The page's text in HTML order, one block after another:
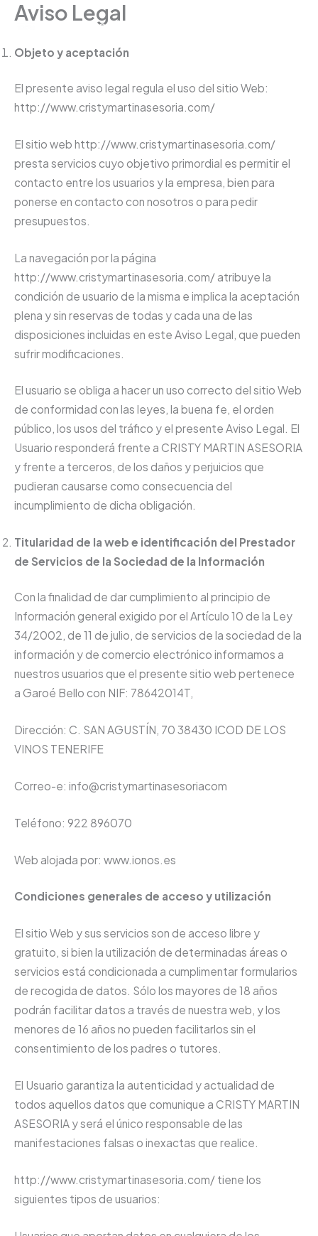
contenido
Cristy Martín Asesoría
Aviso Legal
Objeto y aceptación
El presente aviso legal regula el uso del sitio Web:
http://www.cristymartinasesoria.com/
El sitio web http://www.cristymartinasesoria.com/
presta servicios cuyo objetivo primordial es permitir el
contacto entre los usuarios y la empresa, bien para
ponerse en contacto con nosotros o para pedir
presupuestos.
La navegación por la página
http://www.cristymartinasesoria.com/ atribuye la
condición de usuario de la misma e implica la aceptación
plena y sin reservas de todas y cada una de las
disposiciones incluidas en este Aviso Legal, que pueden
sufrir modificaciones.
El usuario se obliga a hacer un uso correcto del sitio Web
de conformidad con las leyes, la buena fe, el orden
público, los usos del tráfico y el presente Aviso Legal. El
Usuario responderá frente a CRISTY MARTIN ASESORIA
y frente a terceros, de los daños y perjuicios que
pudieran causarse como consecuencia del
incumplimiento de dicha obligación.
Titularidad de la web e identificación del Prestador
de Servicios de la Sociedad de la Información
Con la finalidad de dar cumplimiento al principio de
Información general exigido por el Artículo 10 de la Ley
34/2002, de 11 de julio, de servicios de la sociedad de la
información y de comercio electrónico informamos a
nuestros usuarios que el presente sitio web pertenece
a Garoé Bello con NIF: 78642014T,
Dirección: C. SAN AGUSTÍN, 70 38430 ICOD DE LOS
VINOS TENERIFE
Correo-e: info@cristymartinasesoriacom
Teléfono: 922 896070
Web alojada por: www.ionos.es
Condiciones generales de acceso y utilización
El sitio Web y sus servicios son de acceso libre y
gratuito, si bien la utilización de determinadas áreas o
servicios está condicionada a cumplimentar formularios
de recogida de datos. Sólo los mayores de 18 años
podrán facilitar datos a través de nuestra web, y los
menores de 16 años no pueden facilitarlos sin el
consentimiento de los padres o tutores.
El Usuario garantiza la autenticidad y actualidad de
todos aquellos datos que comunique a CRISTY MARTIN
ASESORIA y será el único responsable de las
manifestaciones falsas o inexactas que realice.
http://www.cristymartinasesoria.com/ tiene los
siguientes tipos de usuarios: